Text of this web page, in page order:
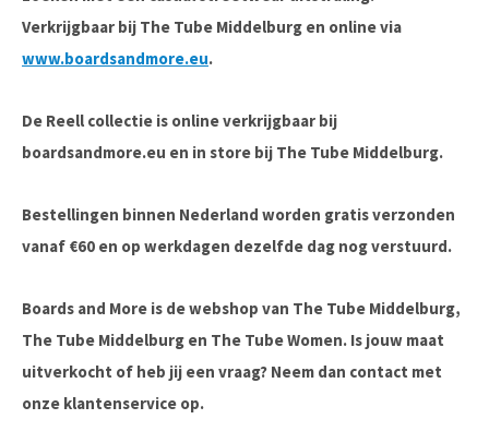
Verkrijgbaar bij The Tube Middelburg en online via
www.boardsandmore.eu.
De Reell collectie is online verkrijgbaar bij
boardsandmore.eu en in store bij The Tube Middelburg.
Bestellingen binnen Nederland worden gratis verzonden
vanaf €60 en op werkdagen dezelfde dag nog verstuurd.
Boards and More is de webshop van The Tube Middelburg,
The Tube Middelburg en The Tube Women. Is jouw maat
uitverkocht of heb jij een vraag? Neem dan contact met
onze klantenservice op.